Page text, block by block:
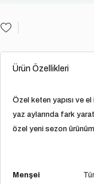
Ürün Özellikleri
Özel keten yapısı ve
yaz aylarında fark
özel yeni sezon
Menşei